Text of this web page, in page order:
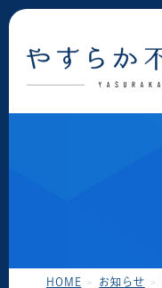
HOME お知らせ